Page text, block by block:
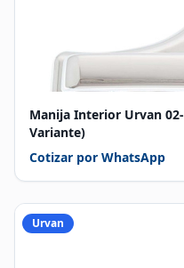
Manija Interior Urvan
Variante)
Cotizar por WhatsApp
Urvan